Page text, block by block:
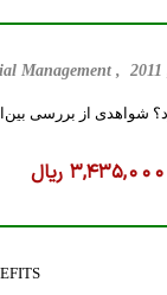
Management ,
شواهدی از بررسی
3,435,000 ریال